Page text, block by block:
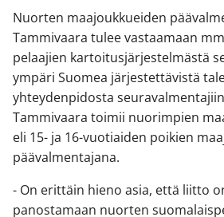
Nuorten maajoukkueiden
Tammivaara tulee vastaamaan
pelaajien kartoitusjärjestelmästä
ympäri Suomea järjestettävistä
yhteydenpidosta
Tammivaara toimii nuorimpien
eli 15- ja 16-vuotiaiden poikien
päävalmentajana.
- On erittäin hieno asia, että liitto
panostamaan nuorten